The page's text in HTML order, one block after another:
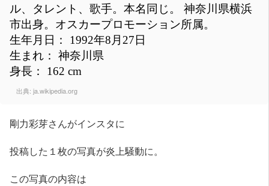
ル、タレント、歌手。本名同じ。 神奈川県横浜
市出身。オスカープロモーション所属。
生年月日： 1992年8月27日
生まれ： 神奈川県
身長： 162 cm
出典: ja.wikipedia.org
剛力彩芽さんがインスタに
投稿した１枚の写真が炎上騒動に。
この写真の内容は